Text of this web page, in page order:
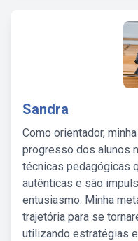
Sandra
Como orientador,
progresso dos alunos
técnicas pedagógicas
autênticas e são
entusiasmo. Minha
trajetória para se
utilizando estratégias